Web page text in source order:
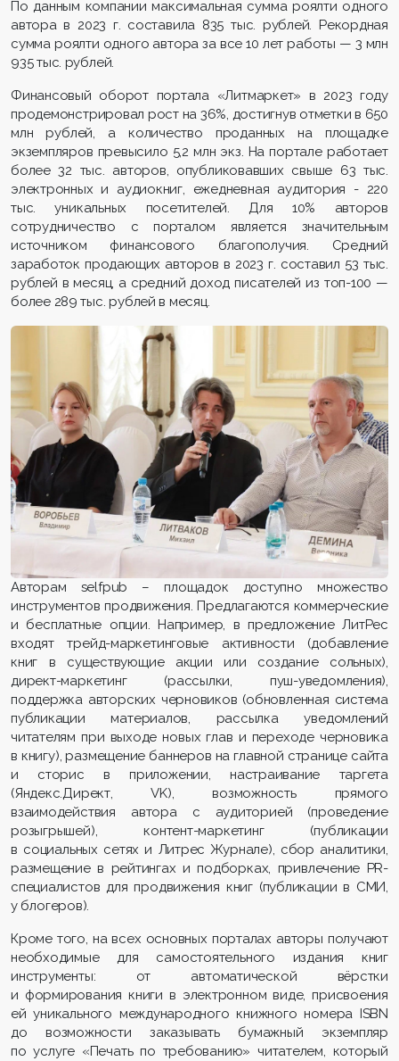
По данным компании максимальная сумма роялти одного
автора в 2023 г. составила 835 тыс. рублей. Рекордная
сумма роялти одного автора за все 10 лет работы — 3 млн
935 тыс. рублей.
Финансовый оборот портала «Литмаркет» в 2023 году
продемонстрировал рост на 36%, достигнув отметки в 650
млн рублей, а количество проданных на площадке
экземпляров превысило 5,2 млн экз. На портале работает
более 32 тыс. авторов, опубликовавших свыше 63 тыс.
электронных и аудиокниг, ежедневная аудитория - 220
тыс. уникальных посетителей. Для 10% авторов
сотрудничество с порталом является значительным
источником финансового благополучия. Средний
заработок продающих авторов в 2023 г. составил 53 тыс.
рублей в месяц, а средний доход писателей из топ-100 —
более 289 тыс. рублей в месяц.
Авторам selfpub – площадок доступно множество
инструментов продвижения. Предлагаются коммерческие
и бесплатные опции. Например, в предложение ЛитРес
входят трейд-маркетинговые активности (добавление
книг в существующие акции или создание сольных),
директ-маркетинг (рассылки, пуш-уведомления),
поддержка авторских черновиков (обновленная система
публикации материалов, рассылка уведомлений
читателям при выходе новых глав и переходе черновика
в книгу), размещение баннеров на главной странице сайта
и сторис в приложении, настраивание таргета
(Яндекс.Директ, VK), возможность прямого
взаимодействия автора с аудиторией (проведение
розыгрышей), контент-маркетинг (публикации
в социальных сетях и Литрес Журнале), сбор аналитики,
размещение в рейтингах и подборках, привлечение PR-
специалистов для продвижения книг (публикации в СМИ,
у блогеров).
Кроме того, на всех основных порталах авторы получают
необходимые для самостоятельного издания книг
инструменты: от автоматической вёрстки
и формирования книги в электронном виде, присвоения
ей уникального международного книжного номера ISBN
до возможности заказывать бумажный экземпляр
по услуге «Печать по требованию» читателем, который